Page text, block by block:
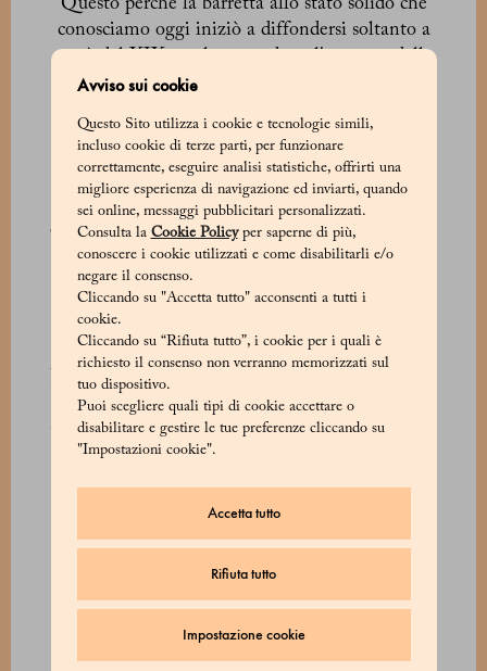
Avviso sui cookie
Questo Sito utilizza i cookie e tecnologie simili,
incluso cookie di terze parti, per funzionare
correttamente, eseguire analisi statistiche, offrirti una
migliore esperienza di navigazione ed inviarti, quando
sei online, messaggi pubblicitari personalizzati.
Consulta la Cookie Policyper saperne di più,
conoscere i cookie utilizzati e come disabilitarli e/o
negare il consenso.
Cliccando su "Accetta tutto" acconsenti a tutti i
cookie.
Cliccando su “Rifiuta tutto”, i cookie per i quali è
richiesto il consenso non verranno memorizzati sul
tuo dispositivo.
Puoi scegliere quali tipi di cookie accettare o
disabilitare e gestire le tue preferenze cliccando su
"Impostazioni cookie".
Accetta tutto
Rifiuta tutto
Impostazione cookie
Questo perché la barretta allo stato solido che
conosciamo oggi iniziò a diffondersi soltanto a
metà del XIX secolo, poco dopo l'apertura della
prima ed autentica pasticceria Marchesi 1824.
Per Marchesi 1824, soltanto gli ingredienti
migliori sono quelli buoni. Nel caso della
cioccolata, questa scelta si riflette sulle pregiate
e rarissime fave Criollo, ottenute esclusivamente
da coltivazioni selezionate in Venezuela. Questa
varietà, che rappresenta soltanto una minuscola
percentuale della produzione globale, viene
indiscutibilmente definita come “il principe del
cacao”.
Naturalmente, questo status comporta un prezzo
da pagare. La coltivazione delle piante di
Criollo costituisce una sfida a sé, e per il raccolto
occorre seguire un processo certosino. Ma,
Marchesi 1824 contribuisce alla conservazione
Il magico processo di trasformazione dei frutti
amari della pianta di cacao nell'aromatico